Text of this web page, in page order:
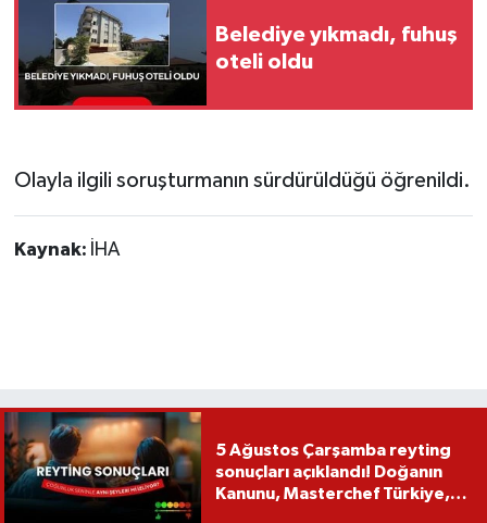
Belediye yıkmadı, fuhuş
oteli oldu
Olayla ilgili soruşturmanın sürdürüldüğü öğrenildi.
Kaynak: İHA
5 Ağustos Çarşamba reyting
sonuçları açıklandı! Doğanın
Kanunu, Masterchef Türkiye,